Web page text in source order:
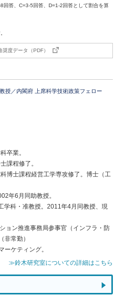
答、C=3-5回答、D=1-2回答として割合を算
度データ（PDF）
授／内閣府 上席科学技術政策フェロー
卒業。
課程修了。
博士課程経営工学専攻修了。博士（工
年6月同助教授。
学科・准教授。2011年4月同教授、現
ョン推進事務局参事官（インフラ・防
非常勤）
ーケティング。
≫鈴木研究室についての詳細はこちら